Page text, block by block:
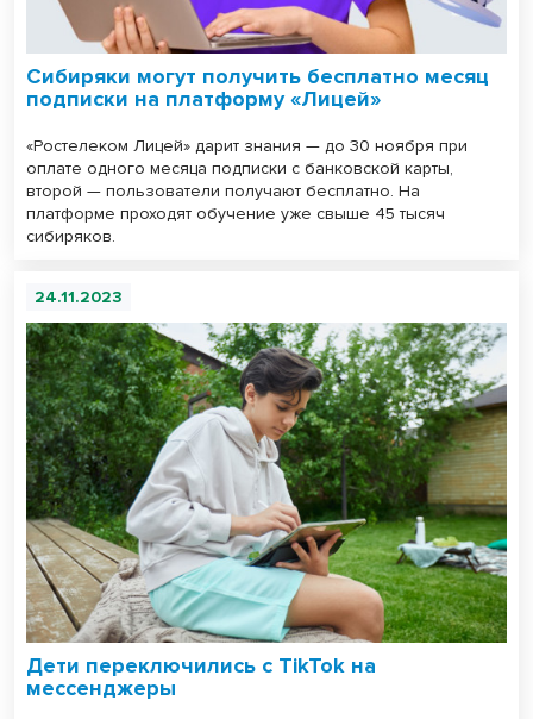
Сибиряки могут получить бесплатно месяц
подписки на платформу «Лицей»
«Ростелеком Лицей» дарит знания — до 30 ноября при
оплате одного месяца подписки с банковской карты,
второй — пользователи получают бесплатно. На
платформе проходят обучение уже свыше 45 тысяч
сибиряков.
24.11.2023
Дети переключились с TikTok на
мессенджеры